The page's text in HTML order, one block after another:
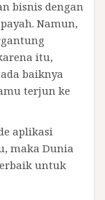
bisnis dengan
Namun,
itu,
baiknya
terjun ke
aplikasi
maka Dunia
untuk